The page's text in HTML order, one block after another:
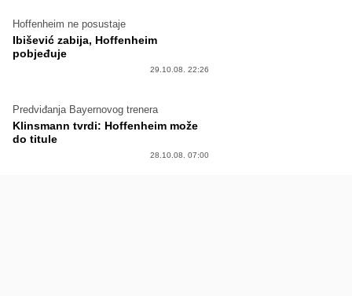
Hoffenheim ne posustaje
Ibišević zabija, Hoffenheim
pobjeđuje
29.10.08. 22:26
Predviđanja Bayernovog trenera
Klinsmann tvrdi: Hoffenheim može
do titule
28.10.08. 07:00